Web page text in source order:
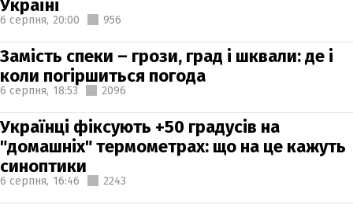
Україні
6 серпня, 20:00 956
Замість спеки – грози, град і шквали: де і
коли погіршиться погода
6 серпня, 18:53 2096
Українці фіксують +50 градусів на
"домашніх" термометрах: що на це кажуть
синоптики
6 серпня, 16:46 2243